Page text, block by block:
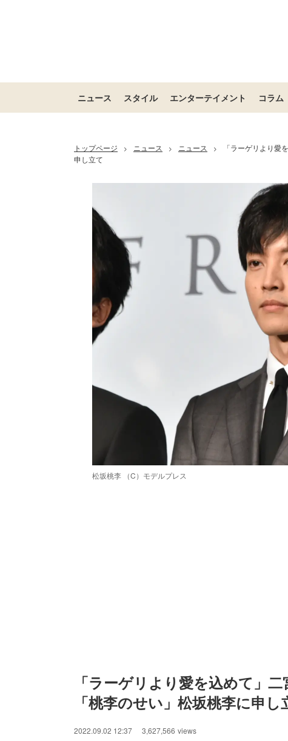
ニュース スタイル エンターテイメント コラム
トップページ > ニュース > ニュース >
「ラーゲリより愛
申し立て
松坂桃李 （C）モデルプレス
「ラーゲリより愛を込めて」
「桃李のせい」松坂桃李に申し
2022.09.02 12:37 3,627,566 views